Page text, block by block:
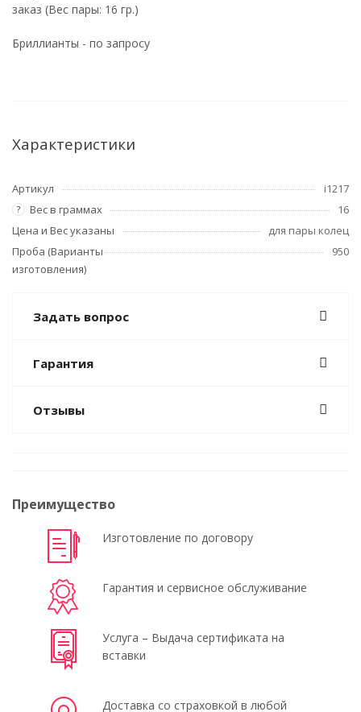
заказ (Вес пары: 16 гр.)
Бриллианты - по запросу
Характеристики
Артикул i1217
? Вес в граммах
16
Цена и Вес указаны
для пары колец
Проба (Варианты
изготовления)
950
Задать вопрос
Гарантия
Отзывы
Преимущество
Изготовление по договору
Гарантия и сервисное обслуживание
Услуга – Выдача сертификата на
вставки
Доставка со страховкой в любой